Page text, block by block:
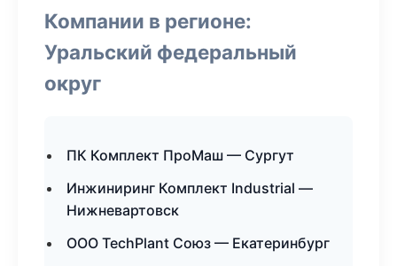
Компании в регионе:
Уральский федеральный
округ
ПК Комплект ПроМаш — Сургут
Инжиниринг Комплект Industrial —
Нижневартовск
ООО TechPlant Союз — Екатеринбург